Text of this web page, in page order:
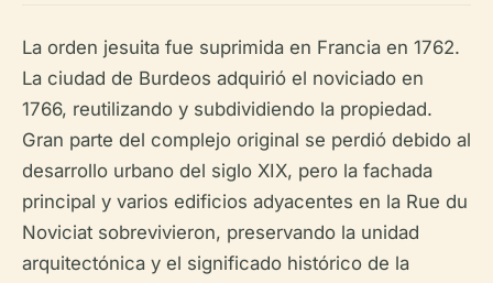
La orden jesuita fue suprimida en Francia en 1762.
La ciudad de Burdeos adquirió el noviciado en
1766, reutilizando y subdividiendo la propiedad.
Gran parte del complejo original se perdió debido al
desarrollo urbano del siglo XIX, pero la fachada
principal y varios edificios adyacentes en la Rue du
Noviciat sobrevivieron, preservando la unidad
arquitectónica y el significado histórico de la